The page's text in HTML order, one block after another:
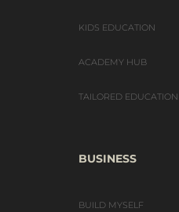
KIDS EDUCATION
ACADEMY HUB
TAILORED EDUCATION
BUSINESS
BUILD MYSELF